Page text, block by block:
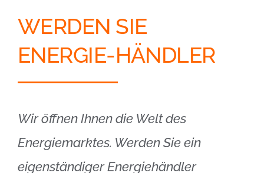
WERDEN SIE
ENERGIE-HÄNDLER
Wir öffnen Ihnen die Welt des
Energiemarktes. Werden Sie ein
eigenständiger Energiehändler